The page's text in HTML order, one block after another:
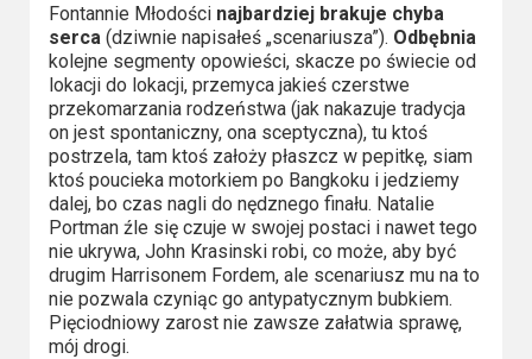
Fontannie Młodości najbardziej brakuje chyba
serca (dziwnie napisałeś „scenariusza”). Odbębnia
kolejne segmenty opowieści, skacze po świecie od
lokacji do lokacji, przemyca jakieś czerstwe
przekomarzania rodzeństwa (jak nakazuje tradycja
on jest spontaniczny, ona sceptyczna), tu ktoś
postrzela, tam ktoś założy płaszcz w pepitkę, siam
ktoś poucieka motorkiem po Bangkoku i jedziemy
dalej, bo czas nagli do nędznego finału. Natalie
Portman źle się czuje w swojej postaci i nawet tego
nie ukrywa, John Krasinski robi, co może, aby być
drugim Harrisonem Fordem, ale scenariusz mu na to
nie pozwala czyniąc go antypatycznym bubkiem.
Pięciodniowy zarost nie zawsze załatwia sprawę,
mój drogi.